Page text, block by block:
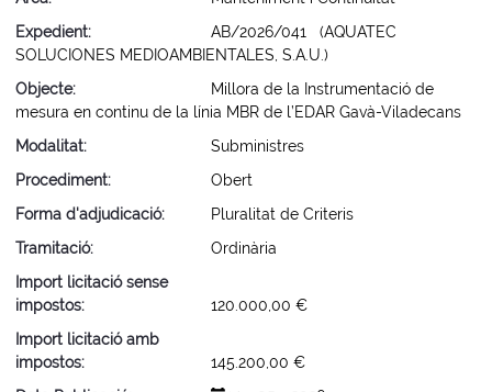
Expedient
AB/2026/041 (AQUATEC
SOLUCIONES MEDIOAMBIENTALES, S.A.U.)
Objecte
Millora de la Instrumentació de
mesura en continu de la línia MBR de l’EDAR Gavà-Viladecans
Modalitat
Subministres
Procediment
Obert
Forma d'adjudicació
Pluralitat de Criteris
Tramitació
Ordinària
Import licitació sense
impostos
120.000,00 €
Import licitació amb
impostos
145.200,00 €